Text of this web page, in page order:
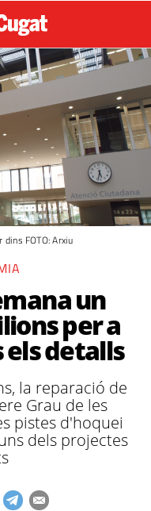
FOTO: Arxiu
un
per a
detalls
la reparació de
Grau de les
pistes d'hoquei
dels projectes